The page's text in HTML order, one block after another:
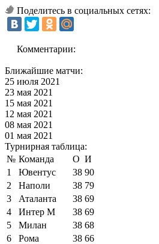
Поделитесь в социальных сетях:
Комментарии:
Ближайшие матчи:
25 июля 2021
23 мая 2021
15 мая 2021
12 мая 2021
08 мая 2021
01 мая 2021
Турнирная таблица:
№ Команда О И
1
Ювентус 38 90
2
Наполи 38 79
3
Аталанта 38 69
4
Интер М 38 69
5
Милан 38 68
6
Рома 38 66